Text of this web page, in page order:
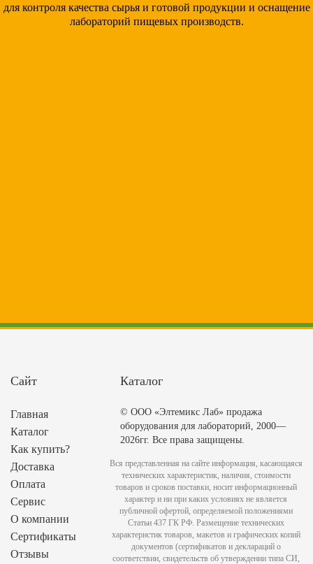
для контроля качества сырья и готовой продукции и оснащение
лабораторий пищевых производств.
Сайт
Главная
Каталог
Как купить?
Доставка
Оплата
Сервис
О компании
Сертификаты
Отзывы
Каталог
© ООО «Элтемикс Лаб» продажа
оборудования для лабораторий, 2000—
2026гг. Все права защищены.
Вся представленная на сайте информация, касающаяся
технических характеристик, наличия, стоимости
товаров и сроков поставки, носит информационный
характер и ни при каких условиях не является
публичной офертой, определяемой положениями
Статьи 437 ГК РФ. Размещение технических
характеристик товаров, макетов и графических копий
документов (сертификатов и деклараций о
соответствии, свидетельств об утверждении типа СИ,